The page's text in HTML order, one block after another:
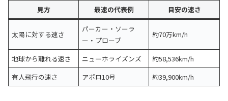
見方 最速の代表例 目安の速さ
太陽に対する速さ
パーカー・ソーラ
ー・プローブ
約70万km/h
地球から離れる速さ ニューホライズンズ
約58,536km/h
有人飛行の速さ
アポロ10号 約39,900km/h